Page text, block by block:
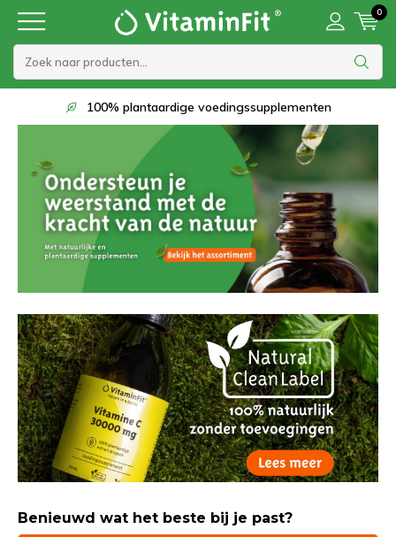
0
Op werkdagen voor 22:00 besteld, morgen in
Benieuwd wat het beste bij je past?